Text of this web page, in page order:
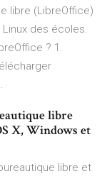
libre (LibreOffice)
des écoles.
? 1.
libre
X, Windows et
libre et